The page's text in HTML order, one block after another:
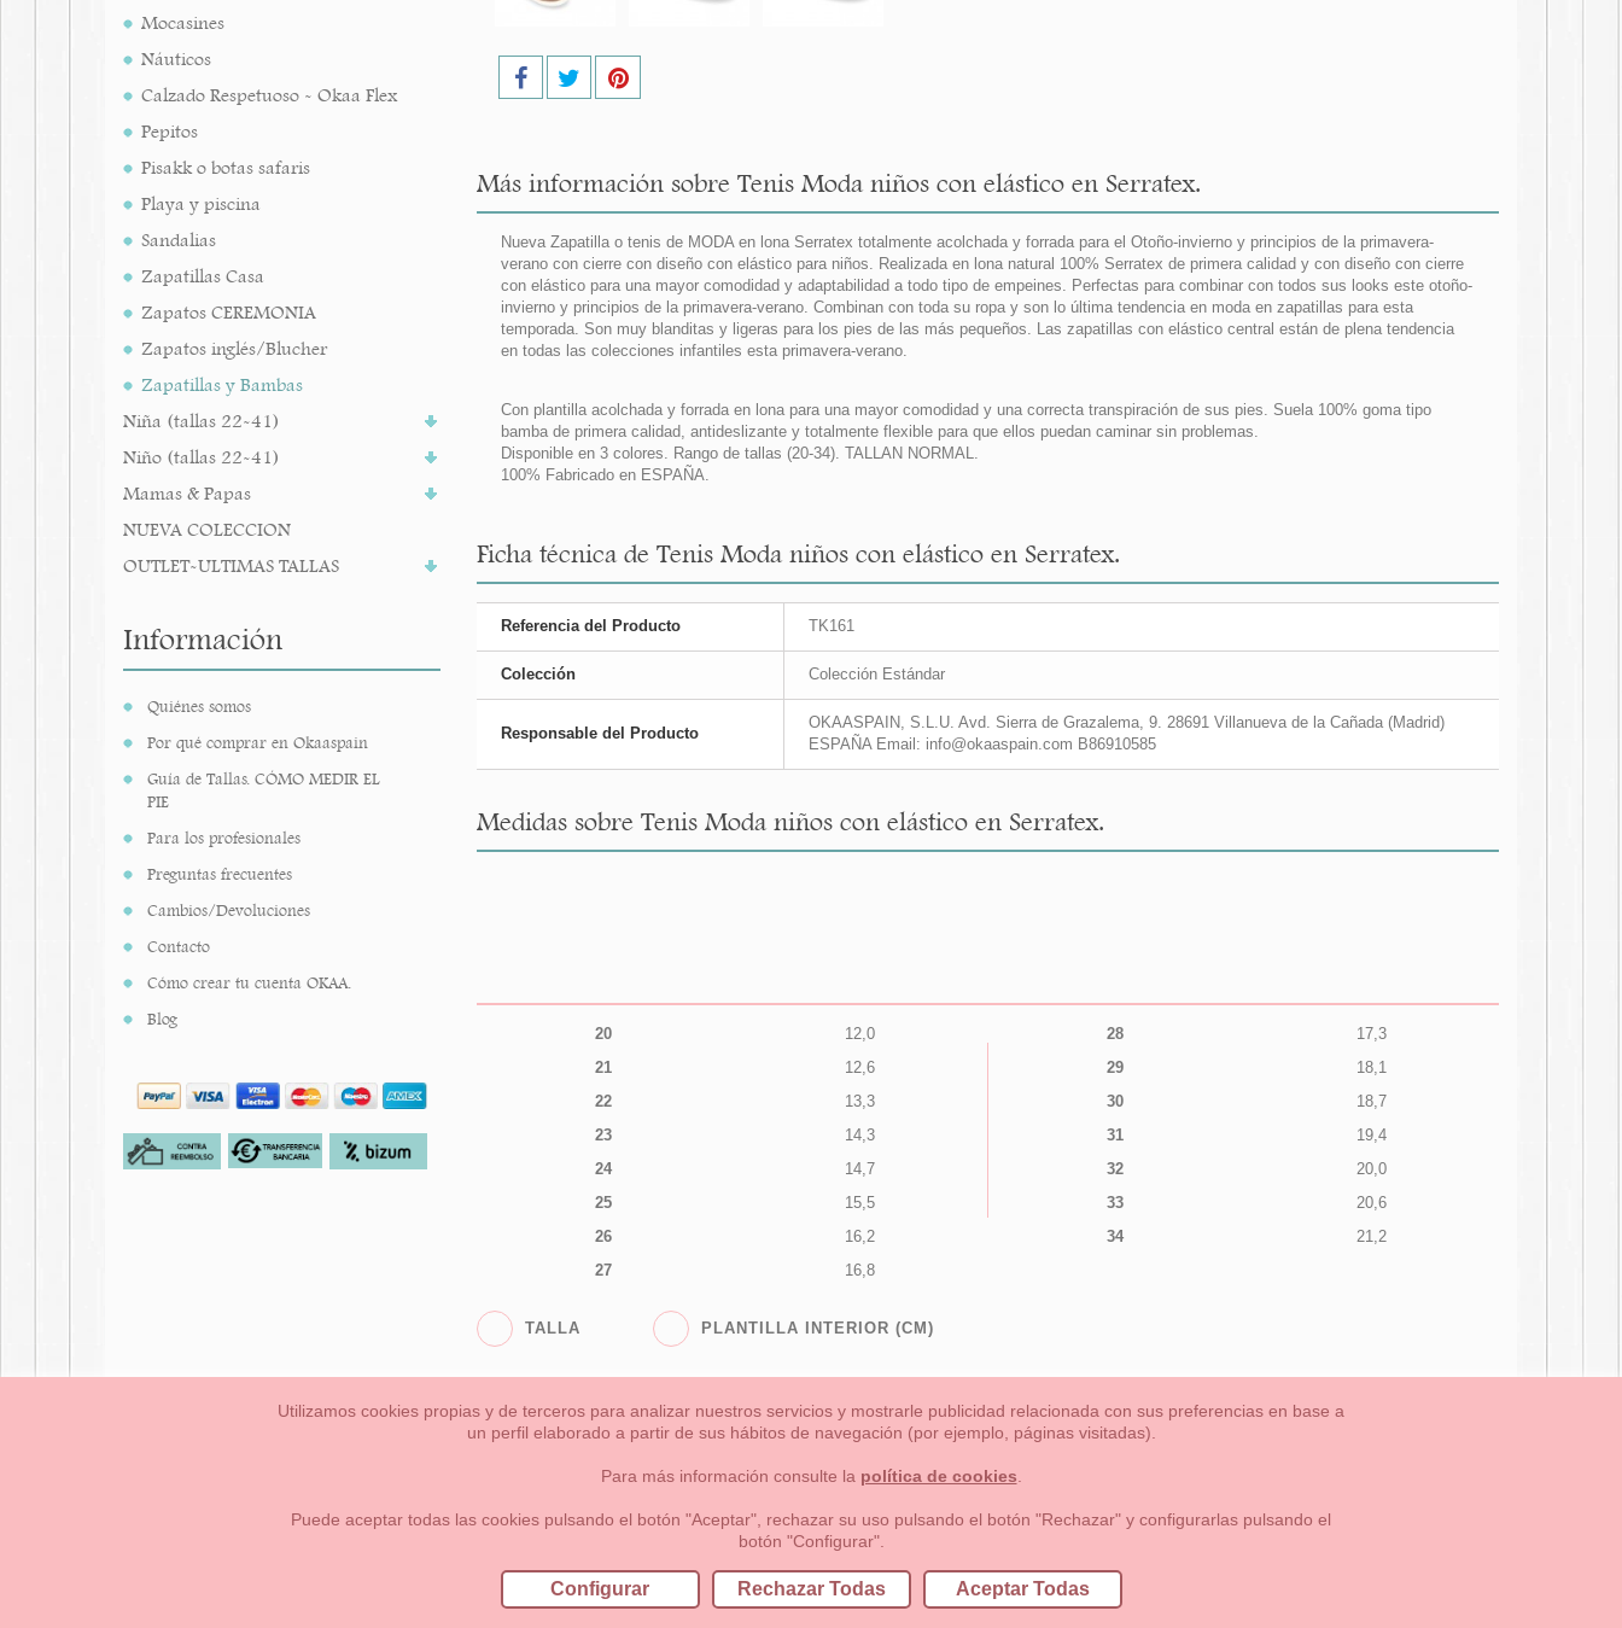
Mocasines
Náuticos
Calzado Respetuoso - Okaa Flex
Pepitos
Pisakk o botas safaris
Playa y piscina
Sandalias
Zapatillas Casa
Zapatos CEREMONIA
Zapatos inglés/Blucher
Zapatillas y Bambas
Niña (tallas 22-41)
Niño (tallas 22-41)
Mamas & Papas
NUEVA COLECCION
OUTLET-ULTIMAS TALLAS
Información
Quiénes somos
Por qué comprar en Okaaspain
Guía de Tallas. CÓMO MEDIR EL
PIE
Para los profesionales
Preguntas frecuentes
Cambios/Devoluciones
Contacto
Cómo crear tu cuenta OKAA.
Blog
Más información sobre Tenis Moda niños con elástico en Serratex.
Nueva Zapatilla o tenis de MODA en lona Serratex totalmente acolchada y forrada para el Otoño-invierno y principios de la primavera-
verano con cierre con diseño con elástico para niños. Realizada en lona natural 100% Serratex de primera calidad y con diseño con cierre
con elástico para una mayor comodidad y adaptabilidad a todo tipo de empeines. Perfectas para combinar con todos sus looks este otoño-
invierno y principios de la primavera-verano. Combinan con toda su ropa y son lo última tendencia en moda en zapatillas para esta
temporada. Son muy blanditas y ligeras para los pies de las más pequeños. Las zapatillas con elástico central están de plena tendencia
en todas las colecciones infantiles esta primavera-verano.
Con plantilla acolchada y forrada en lona para una mayor comodidad y una correcta transpiración de sus pies. Suela 100% goma tipo
bamba de primera calidad, antideslizante y totalmente flexible para que ellos puedan caminar sin problemas.
Disponible en 3 colores. Rango de tallas (20-34). TALLAN NORMAL.
100% Fabricado en ESPAÑA.
Ficha técnica de Tenis Moda niños con elástico en Serratex.
Referencia del Producto TK161
Colección Colección Estándar
Responsable del Producto
OKAASPAIN, S.L.U. Avd. Sierra de Grazalema, 9. 28691 Villanueva de la Cañada (Madrid)
ESPAÑA Email: info@okaaspain.com B86910585
Medidas sobre Tenis Moda niños con elástico en Serratex.
20
12,0
21
12,6
22
13,3
23
14,3
24
14,7
25
15,5
26
16,2
27
16,8
28
17,3
29
18,1
30
18,7
31
19,4
32
20,0
33
20,6
34
21,2
TALLA PLANTILLA INTERIOR (CM)
Pequeños/as Niña Niño Mamas & Papas NUEVA COLECCION OUTLET-ULTIMAS TALLAS
Condiciones generales de compra, formas de pago , política de devoluciones y reembolsos Privacidad
Av. Sierra de Grazalema, nº9 28691 Villanueva de la Cañada Madrid (España)
Utilizamos cookies propias y de terceros para analizar nuestros servicios y mostrarle publicidad relacionada con sus preferencias en base a
un perfil elaborado a partir de sus hábitos de navegación (por ejemplo, páginas visitadas).
Para más información consulte la política de cookies
Puede aceptar todas las cookies pulsando el botón "Aceptar", rechazar su uso pulsando el botón "Rechazar" y configurarlas pulsando el
botón "Configurar".
Configurar Rechazar Todas Aceptar Todas